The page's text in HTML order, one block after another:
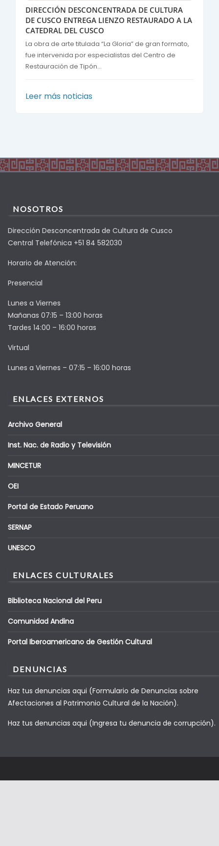
DIRECCIÓN DESCONCENTRADA DE CULTURA
DE CUSCO ENTREGA LIENZO RESTAURADO A LA
CATEDRAL DEL CUSCO
La obra de arte titulada “La Gloria” de gran formato,
fue intervenida por especialistas del Centro de
Restauración de Tipón...
Leer más noticias
NOSOTROS
Dirección Desconcentrada de Cultura de Cusco
Central Telefónica +51 84 582030
Horario de Atención:
Presencial
Lunes a Viernes
Mañanas 07:15 – 13:00 horas
Tardes 14:00 – 16:00 horas
Virtual
Lunes a Viernes – 07:15 – 16:00 horas
ENLACES EXTERNOS
Archivo General
Inst. Nac. de Radio y Televisión
MINCETUR
OEI
Portal de Estado Peruano
SERNAP
UNESCO
ENLACES CULTURALES
Biblioteca Nacional del Peru
Comunidad Andina
Portal Iberoamericano de Gestión Cultural
DENUNCIAS
Haz tus denuncias aqui (Formulario de Denuncias sobre
Afectaciones al Patrimonio Cultural de la Nación).
Haz tus denuncias aqui (Ingresa tu denuncia de corrupción).